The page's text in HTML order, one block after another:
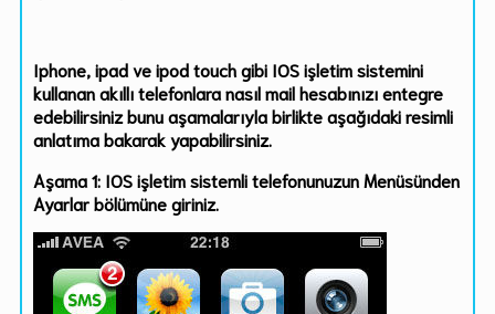
Iphone, ipad ve ipod touch gibi IOS işletim sistemini
kullanan akıllı telefonlara nasıl mail hesabınızı entegre
edebilirsiniz bunu aşamalarıyla birlikte aşağıdaki resimli
anlatıma bakarak yapabilirsiniz.
Aşama 1: IOS işletim sistemli telefonunuzun Menüsünden
Ayarlar bölümüne giriniz.